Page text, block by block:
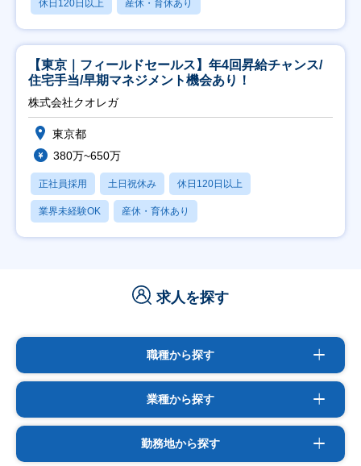
休日120日以上 産休・育休あり
【東京｜フィールドセールス】年4回昇給チャンス/
住宅手当/早期マネジメント機会あり！
株式会社クオレガ
東京都
380万~650万
正社員採用 土日祝休み 休日120日以上
業界未経験OK 産休・育休あり
求人を探す
職種から探す
業種から探す
勤務地から探す